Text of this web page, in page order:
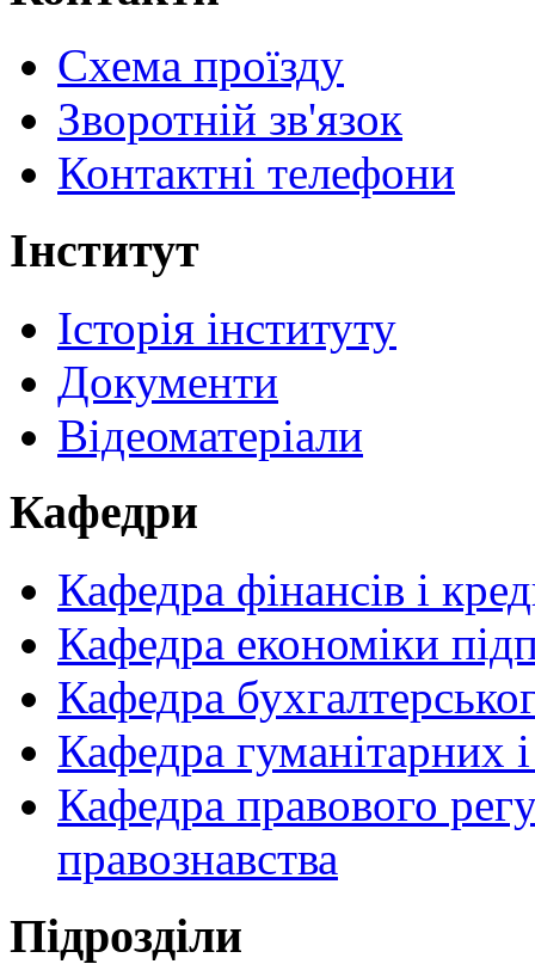
Схема проїзду
Зворотній зв'язок
Контактні телефони
Інститут
Історія інституту
Документи
Відеоматеріали
Кафедри
Кафедра фінансів і
Кафедра економіки
Кафедра
Кафедра гуманітарних
Кафедра правового
правознавства
Пiдрозділи